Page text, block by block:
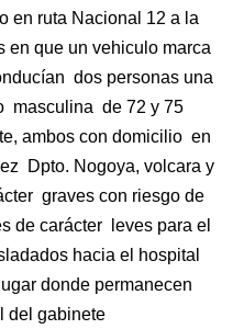
en ruta Nacional 12 a la
en que un vehiculo marca
dos personas una
masculina de 72 y 75
ambos con domicilio en
Dpto. Nogoya, volcara y
graves con riesgo de
de carácter
leves para el
hacia el hospital
lugar donde permanecen
del gabinete